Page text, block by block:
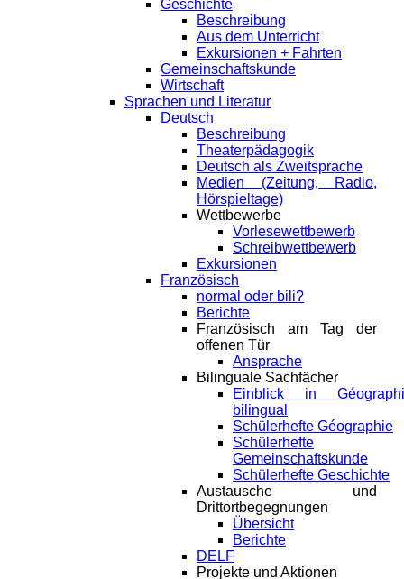
Geschichte
Beschreibung
Aus dem Unterricht
Exkursionen + Fahrten
Gemeinschaftskunde
Wirtschaft
Sprachen und Literatur
Deutsch
Beschreibung
Theaterpädagogik
Deutsch als Zweitsprache
Medien (Zeitung, Radio,
Hörspieltage)
Wettbewerbe
Vorlesewettbewerb
Schreibwettbewerb
Exkursionen
Französisch
normal oder bili?
Berichte
Französisch am Tag der
offenen Tür
Ansprache
Bilinguale Sachfächer
Einblick in
bilingual
Schülerhefte Géographie
Schülerhefte
Gemeinschaftskunde
Schülerhefte Geschichte
Austausche und
Drittortbegegnungen
Übersicht
Berichte
DELF
Projekte und Aktionen